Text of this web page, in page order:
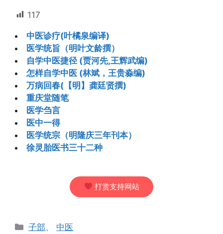
117
中医诊疗(叶橘泉编译)
医学统旨（明叶文龄撰）
自学中医捷径 (贾河先,王辉武编)
怎样自学中医 (林斌，王贵淼编)
万病回春(【明】龚廷贤撰)
重庆堂随笔
医学刍言
医中一得
医学统宗（明隆庆三年刊本）
徐灵胎医书三十二种
打赏支持网站
分
子部、 中医